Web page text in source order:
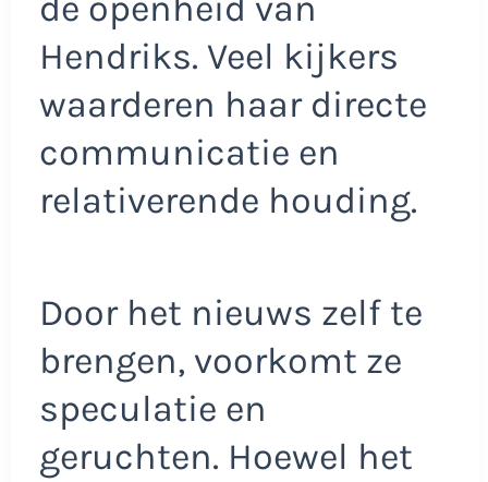
Hendriks. Veel kijkers
waarderen haar directe
communicatie en
relativerende houding.
Door het nieuws zelf te
brengen, voorkomt ze
speculatie en
geruchten. Hoewel het